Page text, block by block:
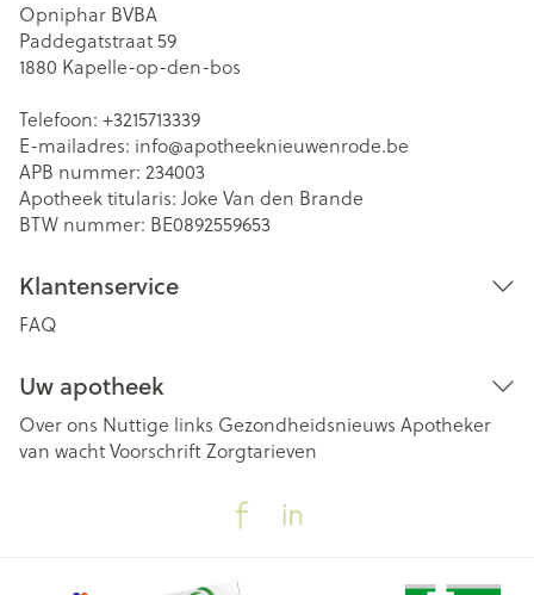
Opniphar BVBA
Paddegatstraat 59
1880 Kapelle-op-den-bos
Telefoon: +3215713339
E-mailadres: info@apotheeknieuwenrode.be
APB nummer: 234003
Apotheek titularis: Joke Van den Brande
BTW nummer: BE0892559653
Klantenservice
FAQ
Uw apotheek
Over ons Nuttige links Gezondheidsnieuws Apotheker
van wachtVoorschriftZorgtarieven